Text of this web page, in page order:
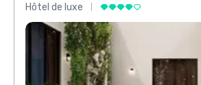
Hôtel de luxe